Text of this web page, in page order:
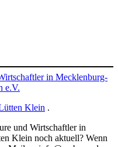
in Mecklenburg-
e.V.
Klein .
und Wirtschaftler in
Klein noch aktuell? Wenn